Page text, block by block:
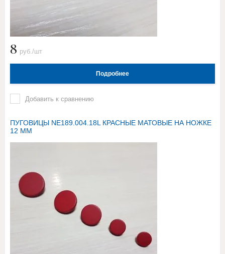
8 руб./шт
Подробнее
Добавить к сравнению
ПУГОВИЦЫ NE189.004.18L КРАСНЫЕ МАТОВЫЕ НА НОЖКЕ
12 ММ